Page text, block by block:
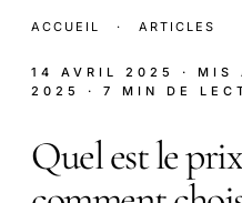
ACCUEIL · ARTICLES
14 AVRIL 2025 · MIS
2025
· 7 MIN DE
Quel est le